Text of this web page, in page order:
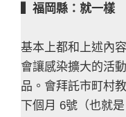
▍福岡縣：就一樣
基本上都和上述內
會讓感染擴大的活
品。會拜託市町村
下個月 6號（也就